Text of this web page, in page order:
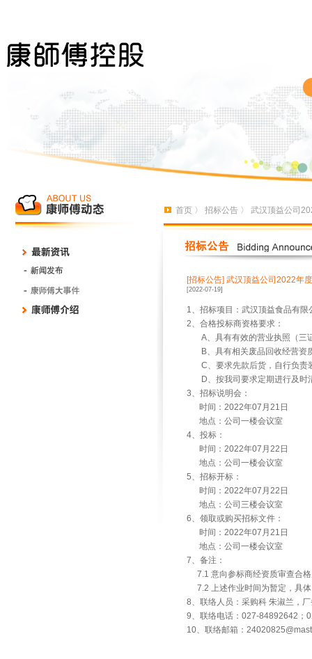
首页 〉 招标公告 〉 武汉顶益公司
[招标公告] 武汉顶益公司2022年
[2022-07-19]
1、招标项目：武汉顶益食品有
2、合格投标商资格要求：
A、具有有效的营业执照（三
B、具有相关废品回收经营资
C、要求先款后货，自行负责
D、按我司要求定期进行及时
3、招标说明会：
时间：2022年07月21日
地点：公司一楼会议室
4、投标：
时间：2022年07月22日
地点：公司一楼会议室
5、招标开标：
时间：2022年07月22日
地点：公司三楼会议室
6、领取或购买招标文件：
时间：2022年07月21日
地点：公司一楼会议室
7、备注：
7.1 意向参标商经资质审查合
7.2 上述作业时间为暂定，具
8、联络人员：采购科 朱淑兰，
9、联络电话：027-84892642；
10、联络邮箱：